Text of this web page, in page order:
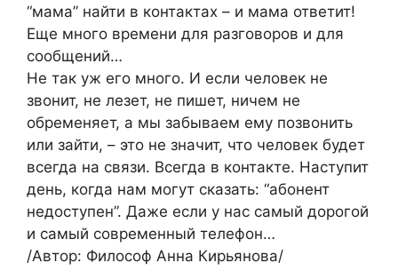
“мама” найти в контактах – и мама ответит!
Еще много времени для разговоров и для
сообщений…
Не так уж его много. И если человек не
звонит, не лезет, не пишет, ничем не
обременяет, а мы забываем ему позвонить
или зайти, – это не значит, что человек будет
всегда на связи. Всегда в контакте. Наступит
день, когда нам могут сказать: “абонент
недоступен”. Даже если у нас самый дорогой
и самый современный телефон…
/Автор: Философ Анна Кирьянова/